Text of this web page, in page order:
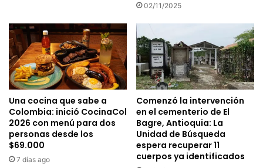
02/11/2025
Una cocina que sabe a
Colombia: inició CocinaCol
2026 con menú para dos
personas desde los
$69.000
7 días ago
Comenzó la intervención
en el cementerio de El
Bagre, Antioquia: La
Unidad de Búsqueda
espera recuperar 11
cuerpos ya identificados